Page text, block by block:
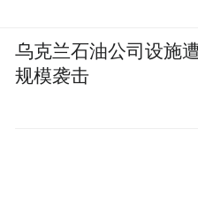
乌克兰石油公司设施
规模袭击